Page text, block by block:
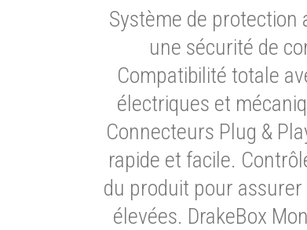
Système de
une sécurité de
Compatibilité totale
électriques et
Connecteurs Plug &
rapide et facile.
du produit pour
élevées. DrakeBox